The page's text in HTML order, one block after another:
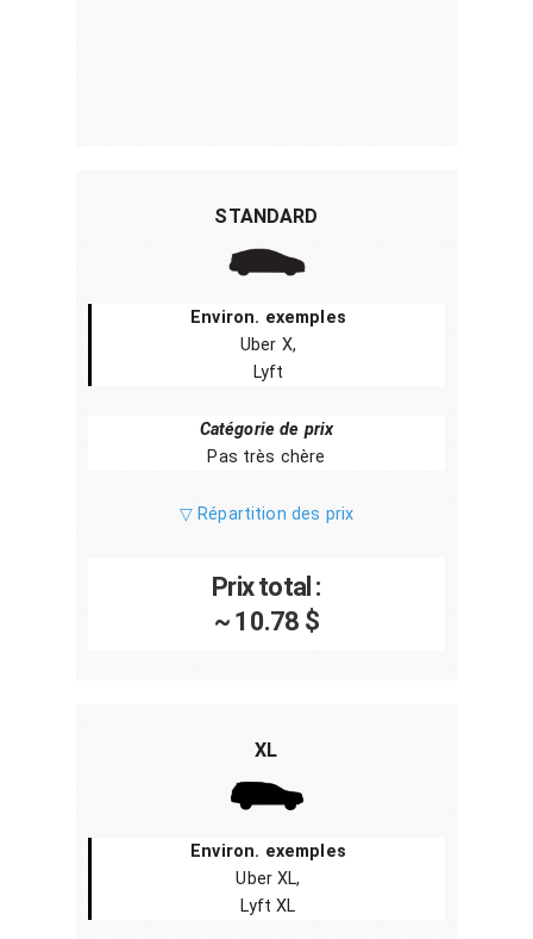
STANDARD
Environ. exemples
Uber X,
Lyft
Catégorie de prix
Pas très chère
▽ Répartition des prix
Prix total :
~ 10.78 $
XL
Environ. exemples
Uber XL,
Lyft XL